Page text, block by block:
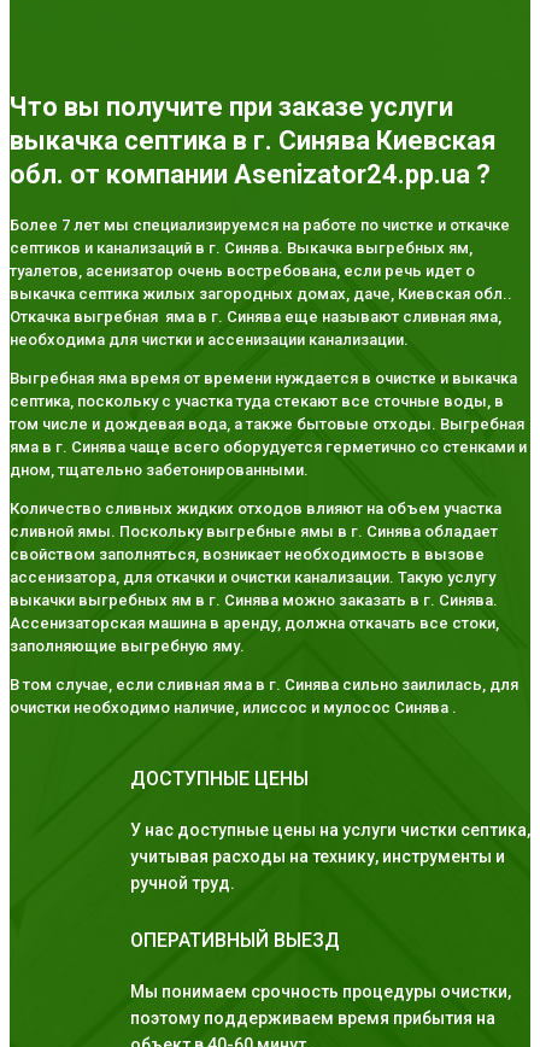
Что вы получите при заказе услуги
выкачка септика в г. Синява Киевская
обл. от компании Asenizator24.pp.ua ?
Более 7 лет мы специализируемся на работе по чистке и откачке
септиков и канализаций в г. Синява. Выкачка выгребных ям,
туалетов, асенизатор очень востребована, если речь идет о
выкачка септика жилых загородных домах, даче, Киевская обл..
Откачка выгребная яма в г. Синява еще называют сливная яма,
необходима для чистки и ассенизации канализации.
Выгребная яма время от времени нуждается в очистке и выкачка
септика, поскольку с участка туда стекают все сточные воды, в
том числе и дождевая вода, а также бытовые отходы. Выгребная
яма в г. Синява чаще всего оборудуется герметично со стенками и
дном, тщательно забетонированными.
Количество сливных жидких отходов влияют на объем участка
сливной ямы. Поскольку выгребные ямы в г. Синява обладает
свойством заполняться, возникает необходимость в вызове
ассенизатора, для откачки и очистки канализации. Такую услугу
выкачки выгребных ям в г. Синява можно заказать в г. Синява.
Ассенизаторская машина в аренду, должна откачать все стоки,
заполняющие выгребную яму.
В том случае, если сливная яма в г. Синява сильно заилилась, для
очистки необходимо наличие, илиссос и мулосос Синява .
ДОСТУПНЫЕ ЦЕНЫ
У нас доступные цены на услуги чистки септика,
учитывая расходы на технику, инструменты и
ручной труд.
ОПЕРАТИВНЫЙ ВЫЕЗД
Мы понимаем срочность процедуры очистки,
поэтому поддерживаем время прибытия на